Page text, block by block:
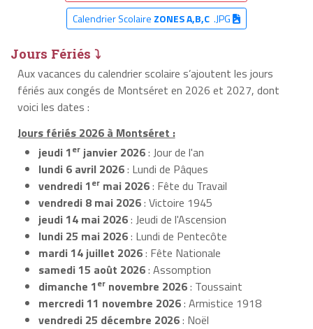
Calendrier Scolaire ZONES A,B,C.JPG
Jours Fériés ⤵
Aux vacances du calendrier scolaire s’ajoutent les jours
fériés aux congés de Montséret en 2026 et 2027, dont
voici les dates :
Jours fériés 2026 à Montséret :
jeudi 1er janvier 2026: Jour de l'an
lundi 6 avril 2026: Lundi de Pâques
vendredi 1er mai 2026: Fête du Travail
vendredi 8 mai 2026: Victoire 1945
jeudi 14 mai 2026: Jeudi de l'Ascension
lundi 25 mai 2026: Lundi de Pentecôte
mardi 14 juillet 2026: Fête Nationale
samedi 15 août 2026: Assomption
dimanche 1er novembre 2026: Toussaint
mercredi 11 novembre 2026: Armistice 1918
vendredi 25 décembre 2026: Noël